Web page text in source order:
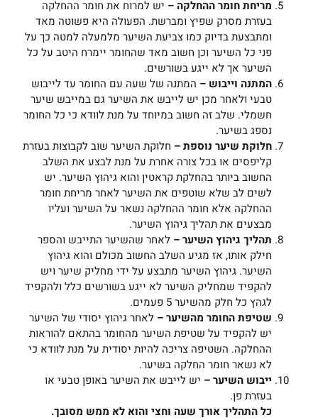
מריחת חומר ההחלקה – יש למרוח את חומר ההחלקה
בעזרת מסרק שפיץ ומברשת. הפעולה היא פשוטה מאד
ומתבצעת בדיוק כמו צביעת השיער מלמעלה למטה כך על
פני כל השיער וכן חשוב מאד שהחומר יימרח היטב על כל
השיער אך לא ייגע בשורשים.
המתנה וייבוש – המתנה של שעה עם החומר עד לייבוש
טבעי ולאחר מכן יש לייבש את השיער גם במייבש שיער
חשמלי. שלב זה חשוב במיוחד על מנת לוודא כי כל החומר
נספג בשיער.
חלוקת שיער נוספת – חלוקת השיער שוב לקבוצות בעזרת
קליפסים או בכל צורה אחרת על מנת לבצע את השלב
החשוב ביותר בהחלקת קראטין והוא גיהוץ השיער. יש
לשים לב שלא שוטפים את השיער לאחר מריחת חומר
ההחלקה אלא חומר ההחלקה נשאר על השיער ועליו
מבצעים את תהליך גיהוץ השיער.
תהליך גיהוץ השיער – לאחר שהשיער התייבש והספר
חילק אותו, אז מגיע השלב החשוב מכולם והוא גיהוץ
השיער. גיהוץ השיער מתבצע על ידי מחליק שיער ויש
להקפיד שמחליק השיער לא ייגע בשורשים כלל ולהקפיד
לגהץ כל חלק מהשיער 5 פעמים.
שטיפת החומר מהשיער – לאחר גיהוץ יסודי של השיער
יש להקפיד על שטיפת השיער מהחומר בהתאם להוראות
ההחלקה. השטיפה צריכה להיות יסודית על מנת לוודא כי
לא נשאר חומר החלקה בשיער.
ייבוש השיער – יש לייבש את השיער באופן טבעי או
בעזרת פן.
כל התהליך אורך שעה וחצי והוא לא ממש מסובך.